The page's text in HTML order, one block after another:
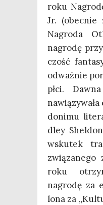
roku
Jr. (obec­nie
Nagro­da
nagro­dę
czość
odważ­nie
płci.
do­ni­mu
dley
wsku­tek
zwią­za­ne­go
roku
nagro­dę za
lo­na za